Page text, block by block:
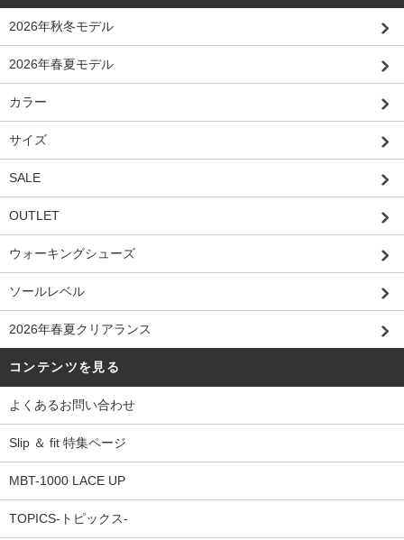
2026年秋冬モデル
2026年春夏モデル
カラー
サイズ
SALE
OUTLET
ウォーキングシューズ
ソールレベル
2026年春夏クリアランス
コンテンツを見る
よくあるお問い合わせ
Slip ＆ fit 特集ページ
MBT-1000 LACE UP
TOPICS-トピックス-